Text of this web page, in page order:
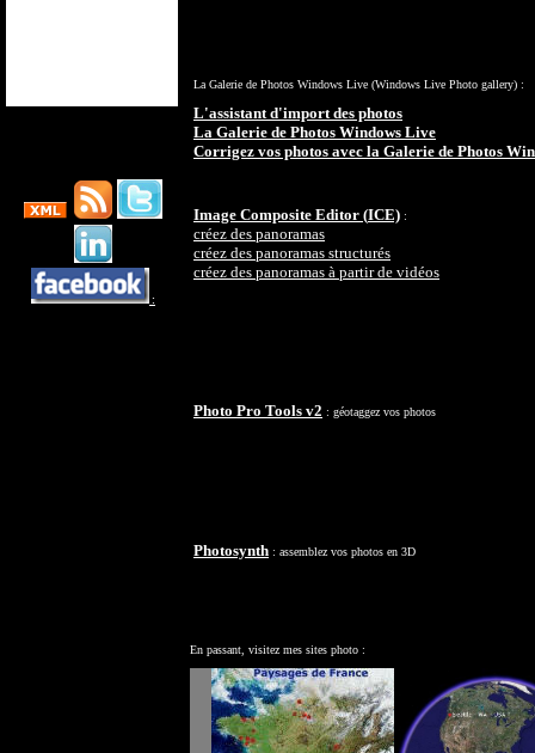
:
La Galerie de Photos Windows Live (Windows Live Photo gallery) :
L'assistant d'import des photos
La Galerie de Photos Windows Live
Corrigez vos photos avec la Galerie de Photos
Image Composite Editor (ICE) :
créez des panoramas
créez des panoramas structurés
créez des panoramas à partir de vidéos
Photo Pro Tools v2 : géotaggez vos photos
Photosynth : assemblez vos photos en 3D
En passant, visitez mes sites photo :